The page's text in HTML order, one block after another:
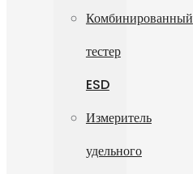
Комбинированный
тестер
ESD
Измеритель
удельного